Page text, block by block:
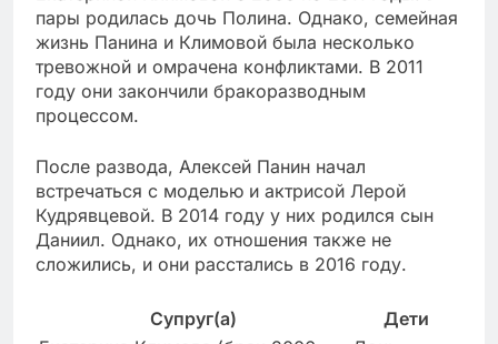
пары родилась дочь Полина. Однако, семейная
жизнь Панина и Климовой была несколько
тревожной и омрачена конфликтами. В 2011
году они закончили бракоразводным
процессом.
После развода, Алексей Панин начал
встречаться с моделью и актрисой Лерой
Кудрявцевой. В 2014 году у них родился сын
Даниил. Однако, их отношения также не
сложились, и они расстались в 2016 году.
Супруг(а)
Дети